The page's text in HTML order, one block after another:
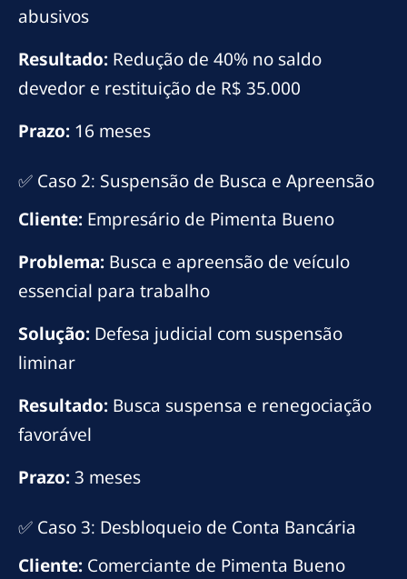
abusivos
Resultado: Redução de 40% no saldo
devedor e restituição de R$ 35.000
Prazo: 16 meses
✅ Caso 2: Suspensão de Busca e Apreensão
Cliente: Empresário de Pimenta Bueno
Problema: Busca e apreensão de veículo
essencial para trabalho
Solução: Defesa judicial com suspensão
liminar
Resultado: Busca suspensa e renegociação
favorável
Prazo:3 meses
✅ Caso 3: Desbloqueio de Conta Bancária
Cliente: Comerciante de Pimenta Bueno